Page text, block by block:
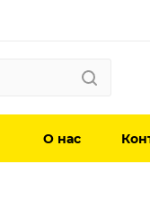
О нас